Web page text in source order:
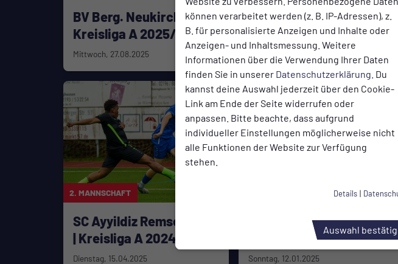
können verarbeitet werden (z. B. IP-Adressen), z.
B. für personalisierte Anzeigen und Inhalte oder
Anzeigen- und Inhaltsmessung. Weitere
Informationen über die Verwendung Ihrer Daten
finden Sie in unserer Datenschutzerklärung . Du
kannst deine Auswahl jederzeit über den Cookie-
Link am Ende der Seite widerrufen oder
anpassen. Bitte beachte, dass aufgrund
individueller Einstellungen möglicherweise nicht
alle Funktionen der Website zur Verfügung
stehen.
Details |
Auswahl
BV Berg. Neukirchen |
Kreisliga A 2025/26
Mittwoch, 27.08.2025
SG Hackenberg |
Kreispokal 2025/26
Dienstag, 12.08.2025
2. MANNSCHAFT
SC Ayyildiz Remscheid 2
| Kreisliga A 2024/25
Dienstag, 15.04.2025
6. U13 Dreßen &
Schwerdtfeger Indoor
Cup 2025
Sonntag, 12.01.2025